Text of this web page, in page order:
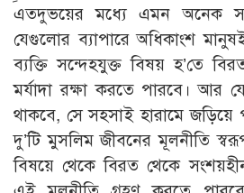
এতদুভয়ের মধ্যে এমন অনেক
যেগুলোর ব্যাপারে অধিকাংশ
ব্যক্তি সন্দেহযুক্ত বিষয় হ’তে
মর্যাদা রক্ষা করতে পারবে। আর
থাকবে, সে সহসাই হারামে জড়িয়ে
দু’টি মুসলিম জীবনের মূলনীতি
বিষয়ে থেকে বিরত থেকে